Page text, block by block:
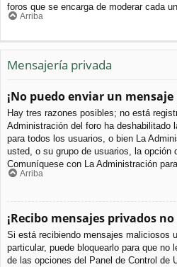
foros que se encarga de moderar cada
Arriba
Mensajería privada
¡No puedo enviar un
Hay tres razones posibles; no está
Administración del foro ha deshabilitado
para todos los usuarios, o bien La
usted, o su grupo de usuarios, la opción
Comuníquese con La Administración
Arriba
¡Recibo mensajes privados no
Si está recibiendo mensajes maliciosos
particular, puede bloquearlo para que no
de las opciones del Panel de Control de